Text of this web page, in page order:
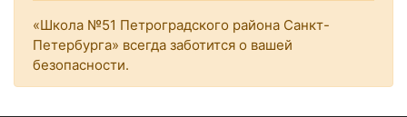
«Школа №51 Петроградского района Санкт-
Петербурга» всегда заботится о вашей
безопасности.